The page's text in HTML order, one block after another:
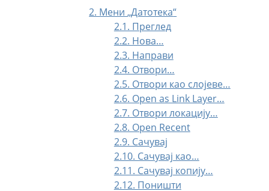
2. Мени„Датотека“
2.1. Преглед
2.2. Нова…
2.3. Направи
2.4. Отвори…
2.5. Отвори као слојеве…
2.6. Open as Link Layer…
2.7. Отвори локацију…
2.8. Open Recent
2.9. Сачувај
2.10. Сачувај као…
2.11. Сачувај копију…
2.12. Поништи